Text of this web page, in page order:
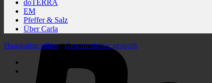
doTERRA
EM
Pfeffer & Salz
Über Carla
Haushaltstextilien / Geschirrtücher gestreift